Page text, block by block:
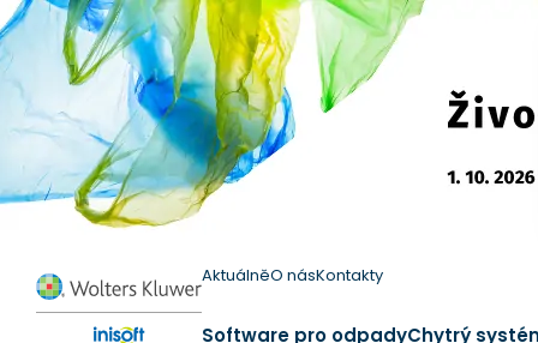
AktuálněO násKontakty
Software pro odpadyChytrý